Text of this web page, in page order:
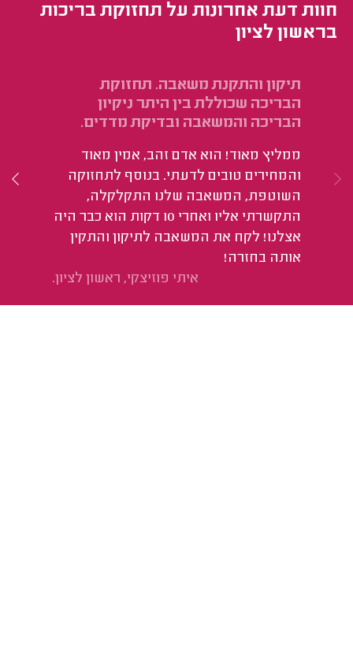
חוות דעת אחרונות על תחזוקת בריכות
בראשון לציון
תיקון והתקנת משאבה. תחזוקת
הבריכה שכוללת בין היתר ניקיון
הבריכה והמשאבה ובדיקת מדדים.
ממליץ מאוד! הוא אדם זהב, אמין מאוד
והמחירים טובים לדעתי. בנוסף לתחזוקה
השוטפת, המשאבה שלנו התקלקלה,
התקשרתי אליו ואחרי 10 דקות הוא כבר היה
אצלנו! לקח את המשאבה לתיקון והתקין
אותה בחזרה!
איתי פוזיצקי, ראשון לציון.